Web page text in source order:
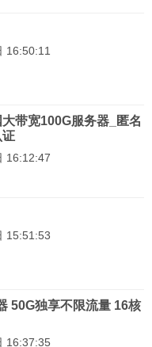
16:50:11
带宽100G服务器_匿名
证
16:12:47
15:51:53
50G独享不限流量 16核
16:37:35